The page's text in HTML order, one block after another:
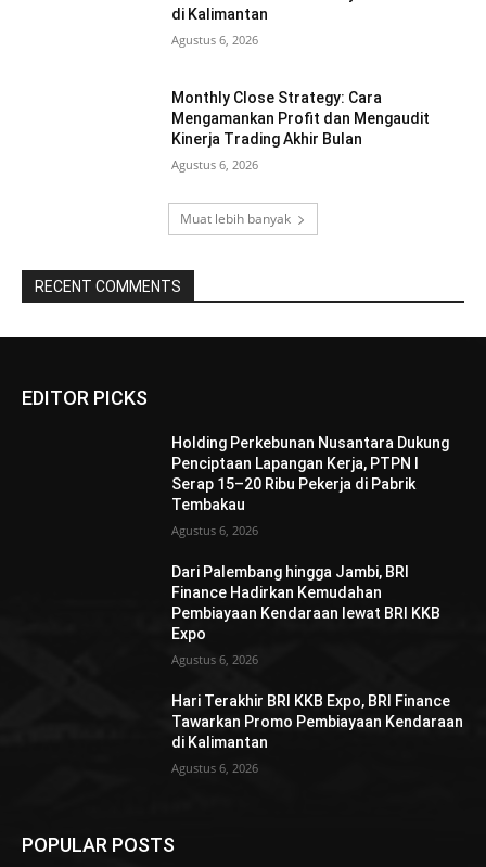
di Kalimantan
Agustus 6, 2026
Monthly Close Strategy: Cara
Mengamankan Profit dan Mengaudit
Kinerja Trading Akhir Bulan
Agustus 6, 2026
Muat lebih banyak
RECENT COMMENTS
EDITOR PICKS
Holding Perkebunan Nusantara Dukung
Penciptaan Lapangan Kerja, PTPN I
Serap 15–20 Ribu Pekerja di Pabrik
Tembakau
Agustus 6, 2026
Dari Palembang hingga Jambi, BRI
Finance Hadirkan Kemudahan
Pembiayaan Kendaraan lewat BRI KKB
Expo
Agustus 6, 2026
Hari Terakhir BRI KKB Expo, BRI Finance
Tawarkan Promo Pembiayaan Kendaraan
di Kalimantan
Agustus 6, 2026
POPULAR POSTS